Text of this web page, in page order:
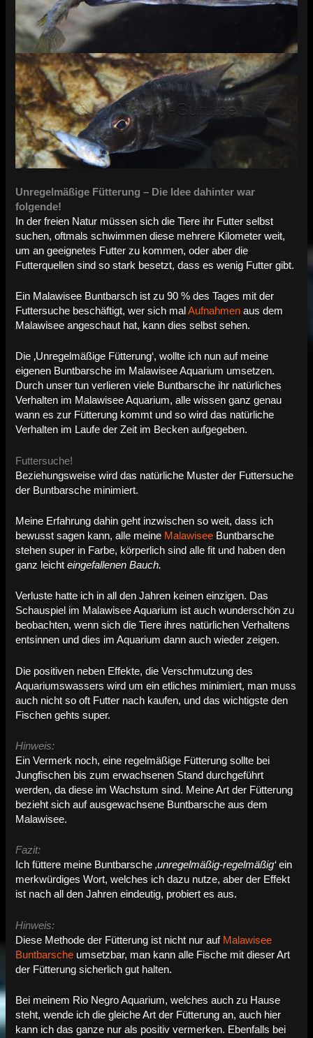
Unregelmäßige Fütterung – Die Idee dahinter war
folgende!
In der freien Natur müssen sich die Tiere ihr Futter selbst
suchen, oftmals schwimmen diese mehrere Kilometer weit,
um an geeignetes Futter zu kommen, oder aber die
Futterquellen sind so stark besetzt, dass es wenig Futter gibt.
Ein Malawisee Buntbarsch ist zu 90 % des Tages mit der
Futtersuche beschäftigt, wer sich malAufnahmen aus dem
Malawisee angeschaut hat, kann dies selbst sehen.
Die ‚Unregelmäßige Fütterung‘, wollte ich nun auf meine
eigenen Buntbarsche im Malawisee Aquarium umsetzen.
Durch unser tun verlieren viele Buntbarsche ihr natürliches
Verhalten im Malawisee Aquarium, alle wissen ganz genau
wann es zur Fütterung kommt und so wird das natürliche
Verhalten im Laufe der Zeit im Becken aufgegeben.
Futtersuche!
Beziehungsweise wird das natürliche Muster der Futtersuche
der Buntbarsche minimiert.
Meine Erfahrung dahin geht inzwischen so weit, dass ich
bewusst sagen kann, alle meine Malawisee Buntbarsche
stehen super in Farbe, körperlich sind alle fit und haben den
ganz leichteingefallenen Bauch.
Verluste hatte ich in all den Jahren keinen einzigen. Das
Schauspiel im Malawisee Aquarium ist auch wunderschön zu
beobachten, wenn sich die Tiere ihres natürlichen Verhaltens
entsinnen und dies im Aquarium dann auch wieder zeigen.
Die positiven neben Effekte, die Verschmutzung des
Aquariumswassers wird um ein etliches minimiert, man muss
auch nicht so oft Futter nach kaufen, und das wichtigste den
Fischen gehts super.
Hinweis:
Ein Vermerk noch, eine regelmäßige Fütterung sollte bei
Jungfischen bis zum erwachsenen Stand durchgeführt
werden, da diese im Wachstum sind. Meine Art der Fütterung
bezieht sich auf ausgewachsene Buntbarsche aus dem
Malawisee.
Fazit:
Ich füttere meine Buntbarsche‚unregelmäßig-regelmäßig‘ein
merkwürdiges Wort, welches ich dazu nutze, aber der Effekt
ist nach all den Jahren eindeutig, probiert es aus.
Hinweis:
Diese Methode der Fütterung ist nicht nur auf Malawisee
Buntbarsche umsetzbar, man kann alle Fische mit dieser Art
der Fütterung sicherlich gut halten.
Bei meinem Rio Negro Aquarium, welches auch zu Hause
steht, wende ich die gleiche Art der Fütterung an, auch hier
kann ich das ganze nur als positiv vermerken. Ebenfalls bei